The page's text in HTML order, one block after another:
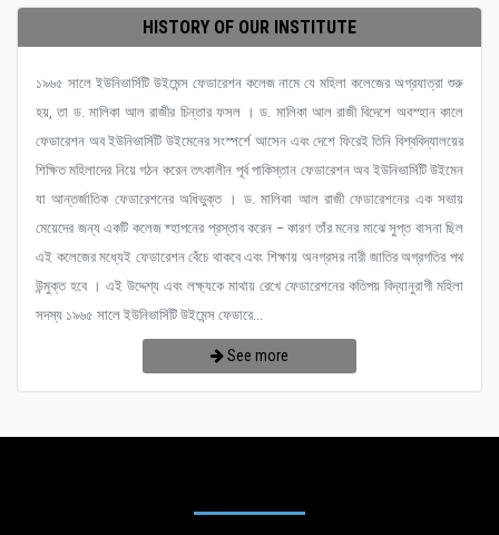
HISTORY OF OUR INSTITUTE
১৯৬৫ সালে ইউনিভার্সিটি উইমেন্স ফেডারেশন কলেজ নামে যে মহিলা কলেজের অগ্রযাত্রা শুরু
হয়, তা ড. মালিকা আল রাজীর চিন্তার ফসল । ড. মালিকা আল রাজী বিদেশে অবস্হান কালে
ফেডারেশন অব ইউনিভার্সিটি উইমেনের সংস্পর্শে আসেন এবং দেশে ফিরেই তিনি বিশ্ববিদ্যালয়ের
শিক্ষিত মহিলাদের নিয়ে গঠন করেন তৎকালীন পূর্ব পাকিস্তান ফেডারেশন অব ইউনিভার্সিটি উইমেন
যা আন্তর্জাতিক ফেডারেশনের অধিভুক্ত । ড. মালিকা আল রাজী ফেডারেশনের এক সভায়
মেয়েদের জন্য একটি কলেজ ষ্হাপনের প্রস্তাব করেন – কারণ তাঁর মনের মাঝে সুপ্ত বাসনা ছিল
এই কলেজের মধ্যেই ফেডারেশন বেঁচে থাকবে এবং শিক্ষায় অনগ্রসর নারী জাতির অগ্রগতির পথ
উন্মুক্ত হবে । এই উদ্দেশ্য এবং লক্ষ্যকে মাথায় রেখে ফেডারেশনের কতিপয় বিদ্যানুরাগী মহিলা
সদস্য ১৯৬৫ সালে ইউনিভার্সিটি উইমেন্স ফেডারে...
See more